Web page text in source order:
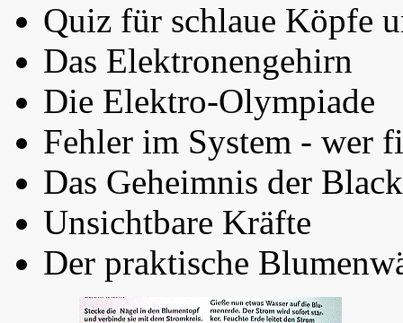
Quiz für schlaue Köpfe
Das Elektronengehirn
Die Elektro-Olympiade
Fehler im System - wer
Das Geheimnis der
Unsichtbare Kräfte
Der praktische